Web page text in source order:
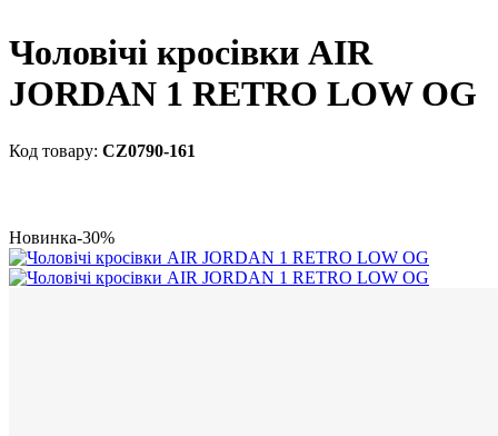
Чоловічі кросівки AIR
JORDAN 1 RETRO LOW OG
CZ0790-161
Новинка-30%